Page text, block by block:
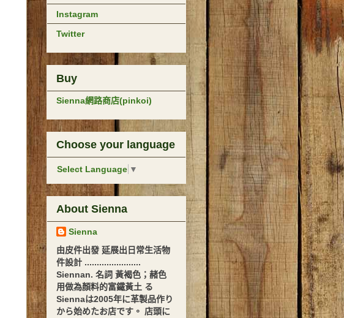
Instagram
Twitter
Buy
Sienna網路商店(pinkoi)
Choose your language
Select Language ▼
About Sienna
Sienna
由皮件出發 延展出日常生活物
件設計 .......................
Siennan. 名詞 黃褐色；赭色
用做為顏料的富鐵黃土 る
Siennaは2005年に革製品作り
から始めたお店です。 店頭に